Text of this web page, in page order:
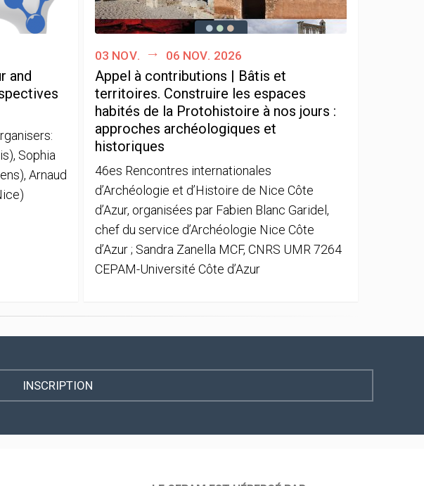
and
Sophia
Arnaud
03 nov. 06 nov. 2026
Appel à contributions | Bâtis et
territoires. Construire les espaces
habités de la Protohistoire à nos jours :
approches archéologiques et
historiques
46es Rencontres internationales
d’Archéologie et d’Histoire de Nice Côte
d’Azur, organisées par Fabien Blanc Garidel,
chef du service d’Archéologie Nice Côte
d’Azur ; Sandra Zanella MCF, CNRS UMR 7264
CEPAM-Université Côte d’Azur